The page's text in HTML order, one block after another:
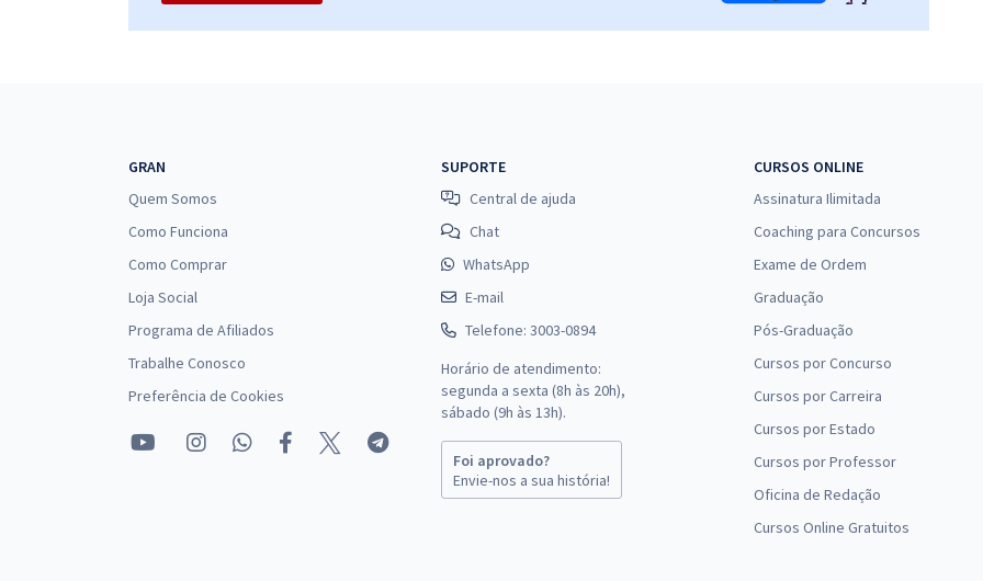
GRAN
Quem Somos
Como Funciona
Como Comprar
Loja Social
Programa de Afiliados
Trabalhe Conosco
Preferência de Cookies
SUPORTE
Central de ajuda
Chat
WhatsApp
E-mail
Telefone: 3003-0894
Horário de atendimento:
segunda a sexta (8h às 20h),
sábado (9h às 13h).
Foi aprovado?
Envie-nos a sua história!
CURSOS ONLINE
Assinatura Ilimitada
Coaching para Concursos
Exame de Ordem
Graduação
Pós-Graduação
Cursos por Concurso
Cursos por Carreira
Cursos por Estado
Cursos por Professor
Oficina de Redação
Cursos Online Gratuitos